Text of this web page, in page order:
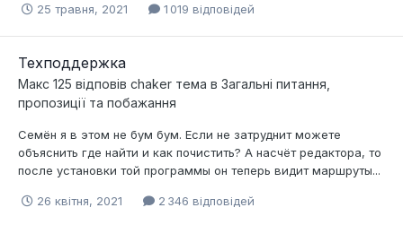
25 травня, 2021 1 019 відповідей
Техподдержка
Макс 125 відповів chaker тема в Загальні питання,
пропозиції та побажання
Семён я в этом не бум бум. Если не затруднит можете
объяснить где найти и как почистить? А насчёт редактора, то
после установки той программы он теперь видит маршруты...
26 квітня, 2021 2 346 відповідей